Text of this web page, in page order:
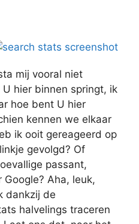
mij vooral niet
hier binnen springt, ik
hoe bent U hier
kennen we elkaar
ik ooit gereageerd op
gevolgd? Of
passant,
Aha, leuk,
dankzij de
halvelings traceren